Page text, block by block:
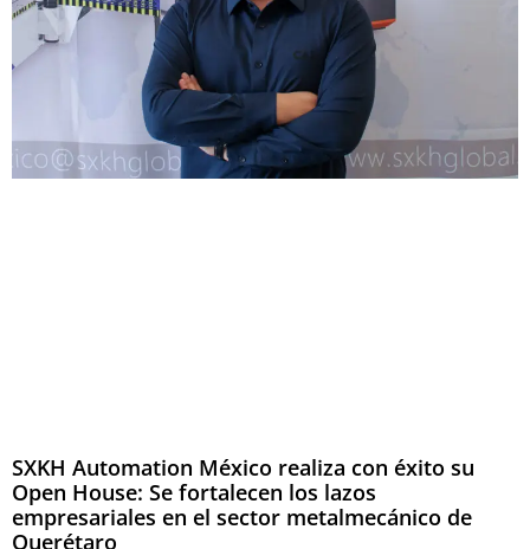
SXKH Automation México realiza con éxito su
Open House: Se fortalecen los lazos
empresariales en el sector metalmecánico de
Querétaro